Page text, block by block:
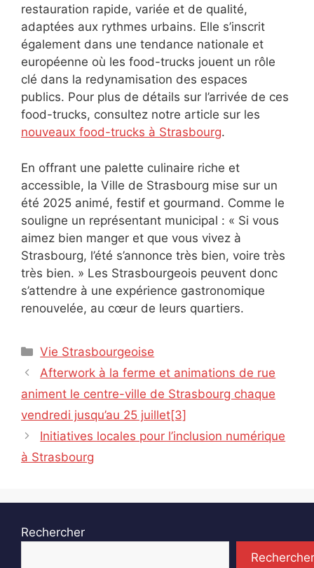
restauration rapide, variée et de qualité,
adaptées aux rythmes urbains. Elle s’inscrit
également dans une tendance nationale et
européenne où les food-trucks jouent un rôle
clé dans la redynamisation des espaces
publics. Pour plus de détails sur l’arrivée de ces
food-trucks, consultez notre article sur les
nouveaux food-trucks à Strasbourg.
En offrant une palette culinaire riche et
accessible, la Ville de Strasbourg mise sur un
été 2025 animé, festif et gourmand. Comme le
souligne un représentant municipal : « Si vous
aimez bien manger et que vous vivez à
Strasbourg, l’été s’annonce très bien, voire très
très bien. » Les Strasbourgeois peuvent donc
s’attendre à une expérience gastronomique
renouvelée, au cœur de leurs quartiers.
Catégories
Vie Strasbourgeoise
Afterwork à la ferme et animations de rue
animent le centre-ville de Strasbourg chaque
vendredi jusqu’au 25 juillet[3]
Initiatives locales pour l’inclusion numérique
à Strasbourg
Rechercher
Rechercher